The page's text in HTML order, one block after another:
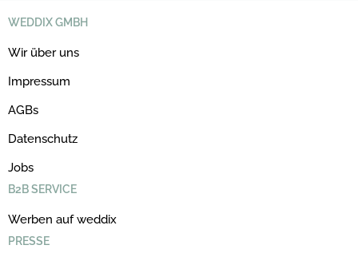
WEDDIX GMBH
Wir über uns
Impressum
AGBs
Datenschutz
Jobs
B2B SERVICE
Werben auf weddix
PRESSE